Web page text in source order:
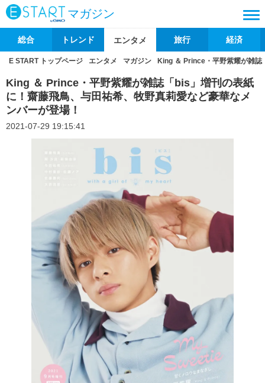
マガジン
総合 トレンド エンタメ 旅行 経済
E START トップページ エンタメ マガジン King ＆ Prince・平野紫耀が雑誌
King ＆ Prince・平野紫耀が雑誌「bis」増刊の表紙
に！齋藤飛鳥、与田祐希、牧野真莉愛など豪華なメ
ンバーが登場！
2021-07-29 19:15:41